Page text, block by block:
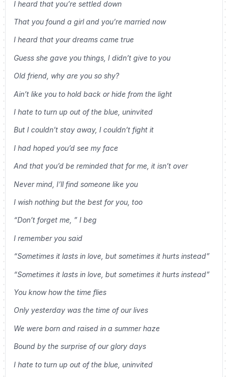
I heard that you’re settled down
That you found a girl and you’re married now
I heard that your dreams came true
Guess she gave you things, I didn’t give to you
Old friend, why are you so shy?
Ain’t like you to hold back or hide from the light
I hate to turn up out of the blue, uninvited
But I couldn’t stay away, I couldn’t fight it
I had hoped you’d see my face
And that you’d be reminded that for me, it isn’t over
Never mind, I’ll find someone like you
I wish nothing but the best for you, too
“Don’t forget me, ” I beg
I remember you said
“Sometimes it lasts in love, but sometimes it hurts instead”
“Sometimes it lasts in love, but sometimes it hurts instead”
You know how the time flies
Only yesterday was the time of our lives
We were born and raised in a summer haze
Bound by the surprise of our glory days
I hate to turn up out of the blue, uninvited